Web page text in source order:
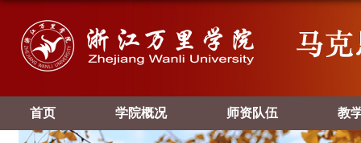
首页 学院概况 师资队伍 教